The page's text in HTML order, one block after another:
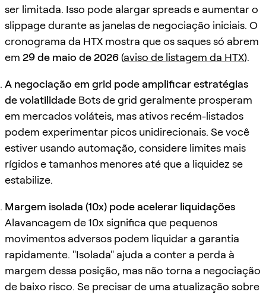
ser limitada. Isso pode alargar spreads e aumentar o
slippage durante as janelas de negociação iniciais. O
cronograma da HTX mostra que os saques só abrem
em 29 de maio de 2026(aviso de listagem da HTX).
A negociação em grid pode amplificar estratégias
de volatilidade Bots de grid geralmente prosperam
em mercados voláteis, mas ativos recém-listados
podem experimentar picos unidirecionais. Se você
estiver usando automação, considere limites mais
rígidos e tamanhos menores até que a liquidez se
estabilize.
Margem isolada (10x) pode acelerar liquidações
Alavancagem de 10x significa que pequenos
movimentos adversos podem liquidar a garantia
rapidamente. "Isolada" ajuda a conter a perda à
margem dessa posição, mas não torna a negociação
de baixo risco. Se precisar de uma atualização sobre